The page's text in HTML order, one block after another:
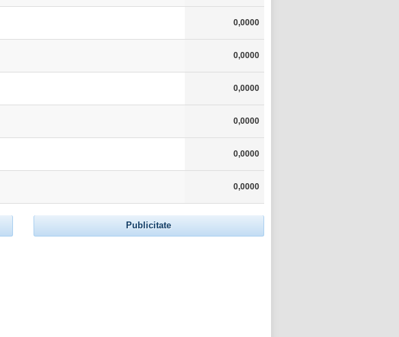
0,0000
0,0000
0,0000
0,0000
0,0000
0,0000
Publicitate